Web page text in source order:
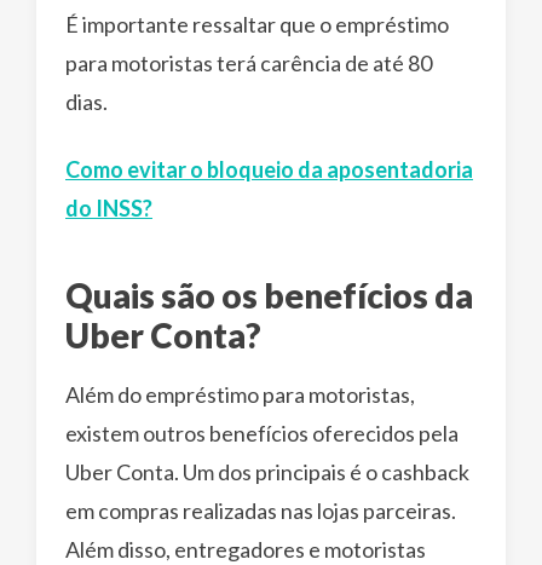
É importante ressaltar que o empréstimo
para motoristas terá carência de até 80
dias.
Como evitar o bloqueio da aposentadoria
do INSS?
Quais são os benefícios da
Uber Conta?
Além do empréstimo para motoristas,
existem outros benefícios oferecidos pela
Uber Conta. Um dos principais é o cashback
em compras realizadas nas lojas parceiras.
Além disso, entregadores e motoristas